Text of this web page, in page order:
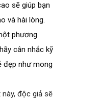
sẽ giúp bạn
và hài lòng.
phương
cân nhắc kỹ
đẹp như mong
này, độc giả sẽ